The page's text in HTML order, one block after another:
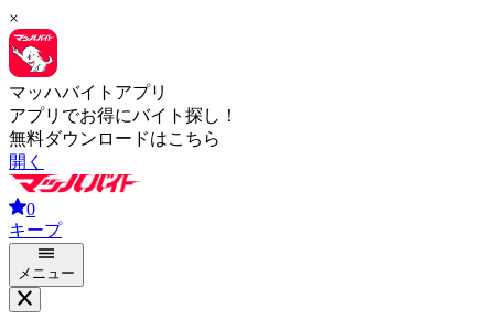
×
マッハバイトアプリ
アプリでお得にバイト探し！
無料ダウンロードはこちら
開く
0
キープ
メニュー